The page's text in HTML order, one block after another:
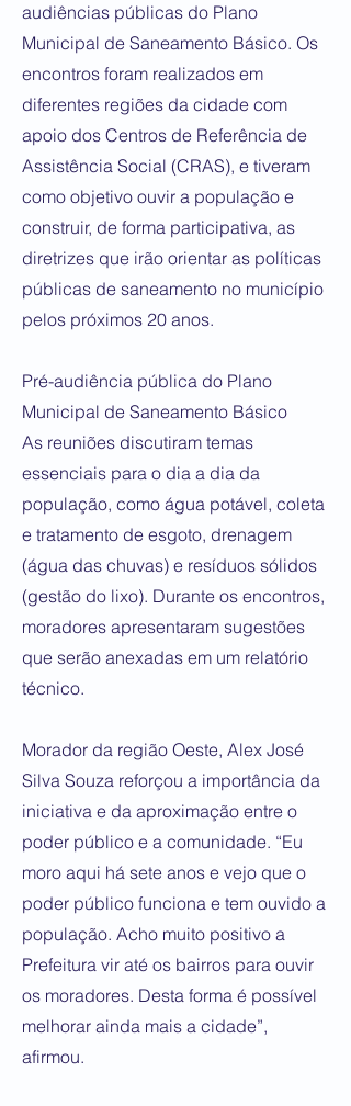
audiências públicas do Plano
Municipal de Saneamento Básico. Os
encontros foram realizados em
diferentes regiões da cidade com
apoio dos Centros de Referência de
Assistência Social (CRAS), e tiveram
como objetivo ouvir a população e
construir, de forma participativa, as
diretrizes que irão orientar as políticas
públicas de saneamento no município
pelos próximos 20 anos.
Pré-audiência pública do Plano
Municipal de Saneamento Básico
As reuniões discutiram temas
essenciais para o dia a dia da
população, como água potável, coleta
e tratamento de esgoto, drenagem
(água das chuvas) e resíduos sólidos
(gestão do lixo). Durante os encontros,
moradores apresentaram sugestões
que serão anexadas em um relatório
técnico.
Morador da região Oeste, Alex José
Silva Souza reforçou a importância da
iniciativa e da aproximação entre o
poder público e a comunidade. “Eu
moro aqui há sete anos e vejo que o
poder público funciona e tem ouvido a
população. Acho muito positivo a
Prefeitura vir até os bairros para ouvir
os moradores. Desta forma é possível
melhorar ainda mais a cidade”,
afirmou.